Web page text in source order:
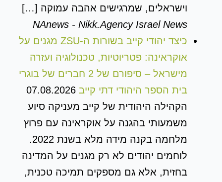
וישראלים, שמרגישים אהבה עמוקה […]
NAnews - Nikk.Agency Israel News
כיצד יהודי קייב בשורות ה-ZSU מגנים על
אוקראינה: פטריוטיות, טכנולוגיה ועזרה
מישראל – סיפורם של 2 חברים של בוגרי
בית הספר היהודי דתי קייב 07.08.2026
הקהילה היהודית של קייב מעניקה סיוע
משמעותי בהגנה על אוקראינה עם פרוץ
מלחמה בקנה מידה מלא בשנת 2022.
לוחמים יהודים לא רק מגנים על המדינה
בחזית, אלא גם מספקים תמיכה טכנית,